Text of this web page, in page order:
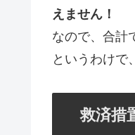
えません！
なので、合計
というわけで
救済措